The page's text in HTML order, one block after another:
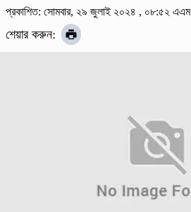
প্রকাশিত: সোমবার, ২৯ জুলাই ২০২৪ , ০৮:৫২ এএম
শেয়ার করুন: